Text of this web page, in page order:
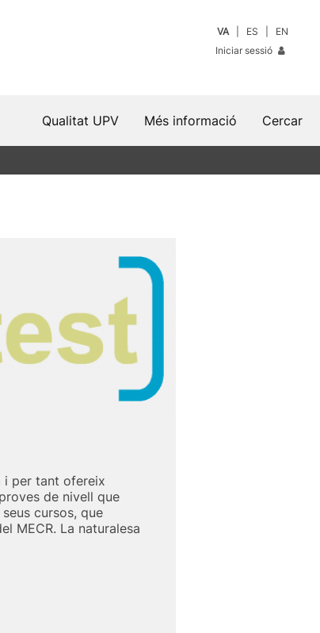
VA ES
EN
Iniciar sessió
Cercar
Més informació
Qualitat UPV
i per tant ofereix
de nivell que
cursos, que
MECR. La naturalesa